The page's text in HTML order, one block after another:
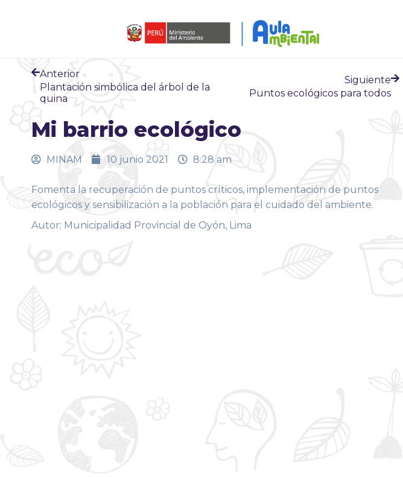
Anterior
Plantación simbólica del árbol de la
quina
Siguiente
Puntos ecológicos para todos
Mi barrio ecológico
MINAM 10 junio 2021 8:28 am
Fomenta la recuperación de puntos críticos, implementación de puntos
ecológicos y sensibilización a la población para el cuidado del ambiente.
Autor: Municipalidad Provincial de Oyón, Lima